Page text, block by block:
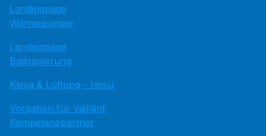
Landingpage
Wärmepumpe
Landingpage
Badsanierung
Klima & Lüftung - hissu
Vorgaben für Vaillant
Kompetenzpartner